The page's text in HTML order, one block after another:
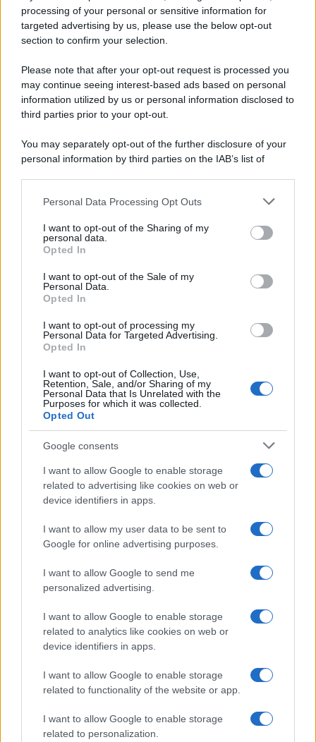
processing of your personal or sensitive information for
targeted advertising by us, please use the below opt-out
section to confirm your selection.
Please note that after your opt-out request is processed you
may continue seeing interest-based ads based on personal
information utilized by us or personal information disclosed to
third parties prior to your opt-out.
You may separately opt-out of the further disclosure of your
personal information by third parties on the IAB’s list of
This information may also be disclosed by us to third parties
disclose it to other third parties.
Please note that this website/app uses one or more Google
services and may gather and store information including but
not limited to your visit or usage behaviour. You may click to
grant or deny consent to Google and its third-party tags to
consent section.
Personal Data Processing Opt Outs
I want to opt-out of the Sharing of my
personal data.
Opted In
I want to opt-out of the Sale of my
Personal Data.
Opted In
I want to opt-out of processing my
Personal Data for Targeted Advertising.
Opted In
I want to opt-out of Collection, Use,
Retention, Sale, and/or Sharing of my
Personal Data that Is Unrelated with the
Purposes for which it was collected.
Opted Out
Google consents
I want to allow Google to enable storage
related to advertising like cookies on web or
device identifiers in apps.
I want to allow my user data to be sent to
Google for online advertising purposes.
I want to allow Google to send me
personalized advertising.
I want to allow Google to enable storage
related to analytics like cookies on web or
device identifiers in apps.
I want to allow Google to enable storage
related to functionality of the website or app.
I want to allow Google to enable storage
related to personalization.